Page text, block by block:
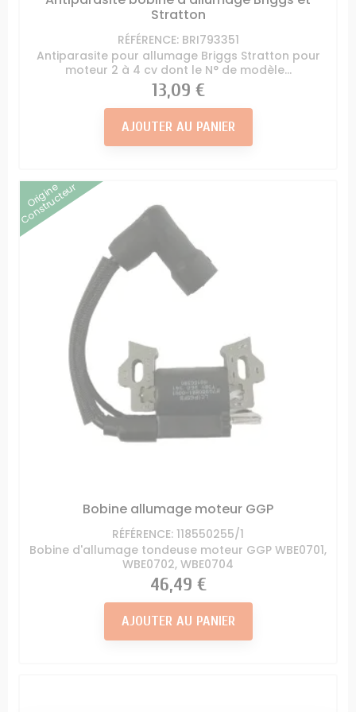
Stratton
RÉFÉRENCE: BRI793351
Antiparasite pour allumage Briggs Stratton pour
moteur 2 à 4 cv dont le N° de modèle...
Prix
13,09 €
AJOUTER AU PANIER
Origine
Constructeur
Bobine allumage moteur GGP
RÉFÉRENCE: 118550255/1
Bobine d'allumage tondeuse moteur GGP WBE0701,
WBE0702, WBE0704
Prix
46,49 €
AJOUTER AU PANIER